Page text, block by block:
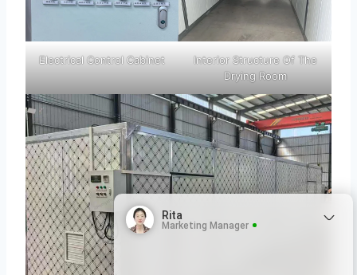
Electrical Control Cabinet
Interior Structure Of The
Drying Room
Rita
Marketing Manager